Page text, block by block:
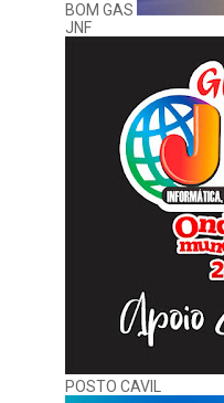
BOM GAS
JNF
POSTO CAVIL